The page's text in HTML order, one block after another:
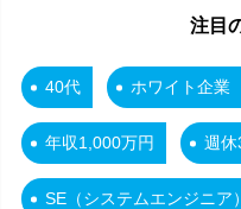
注目
40代 ホワイト企業
年収1,000万円 週休
SE（システムエンジニア）